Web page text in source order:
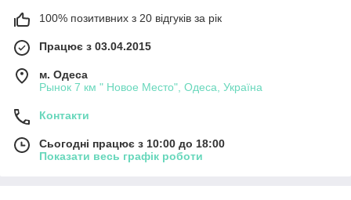
100% позитивних з 20 відгуків за рік
Працює з 03.04.2015
м. Одеса
Рынок 7 км " Новое Место", Одеса, Україна
Контакти
Сьогодні працює з 10:00 до 18:00
Показати весь графік роботи